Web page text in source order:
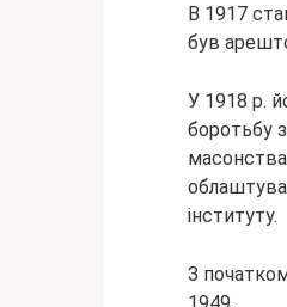
В 1917
був
У 1918 р.
боротьбу
інституту.
З